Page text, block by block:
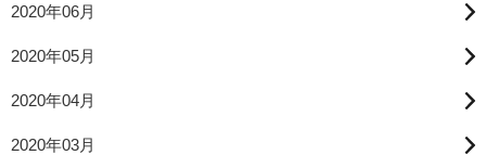
2020年06月
2020年05月
2020年04月
2020年03月